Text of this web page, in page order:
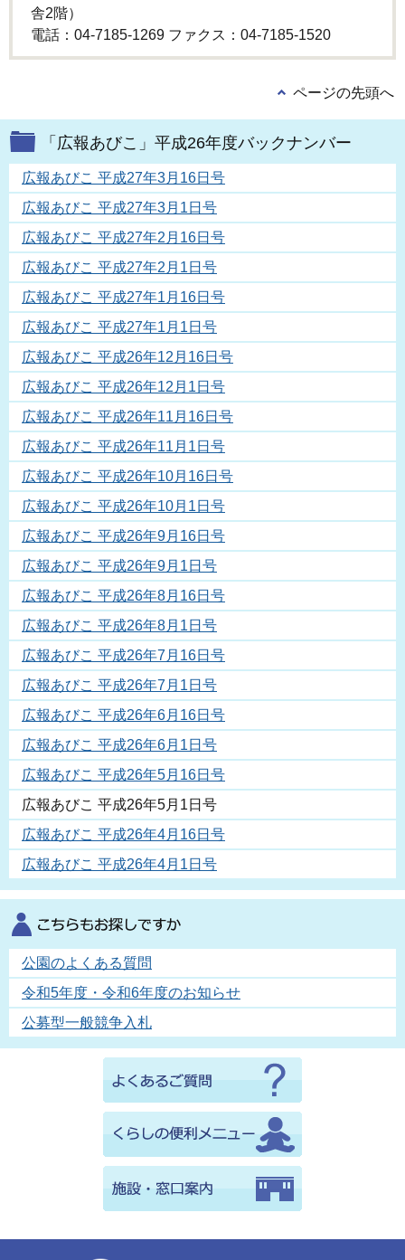
舎2階）
電話：04-7185-1269 ファクス：04-7185-1520
ページの先頭へ
「広報あびこ」平成26年度バックナンバー
広報あびこ 平成27年3月16日号
広報あびこ 平成27年3月1日号
広報あびこ 平成27年2月16日号
広報あびこ 平成27年2月1日号
広報あびこ 平成27年1月16日号
広報あびこ 平成27年1月1日号
広報あびこ 平成26年12月16日号
広報あびこ 平成26年12月1日号
広報あびこ 平成26年11月16日号
広報あびこ 平成26年11月1日号
広報あびこ 平成26年10月16日号
広報あびこ 平成26年10月1日号
広報あびこ 平成26年9月16日号
広報あびこ 平成26年9月1日号
広報あびこ 平成26年8月16日号
広報あびこ 平成26年8月1日号
広報あびこ 平成26年7月16日号
広報あびこ 平成26年7月1日号
広報あびこ 平成26年6月16日号
広報あびこ 平成26年6月1日号
広報あびこ 平成26年5月16日号
広報あびこ 平成26年5月1日号
広報あびこ 平成26年4月16日号
広報あびこ 平成26年4月1日号
公園のよくある質問
令和5年度・令和6年度のお知らせ
公募型一般競争入札